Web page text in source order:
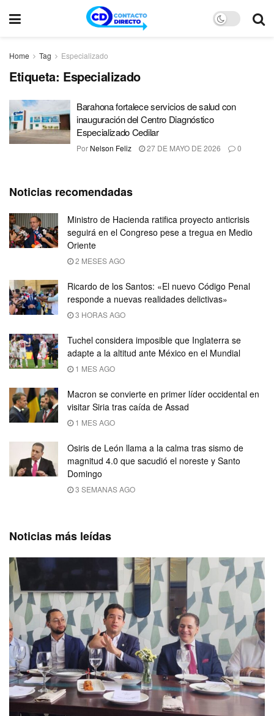
Home Tag Especializado
Etiqueta: Especializado
Barahona fortalece servicios de salud con
inauguración del Centro Diagnóstico
Especializado Cedilar
Por Nelson Feliz 27 DE MAYO DE 2026 0
Noticias recomendadas
Ministro de Hacienda ratifica proyecto anticrisis
seguirá en el Congreso pese a tregua en Medio
Oriente
2 MESES AGO
Ricardo de los Santos: «El nuevo Código Penal
responde a nuevas realidades delictivas»
3 HORAS AGO
Tuchel considera imposible que Inglaterra se
adapte a la altitud ante México en el Mundial
1 MES AGO
Macron se convierte en primer líder occidental en
visitar Siria tras caída de Assad
1 MES AGO
Osiris de León llama a la calma tras sismo de
magnitud 4.0 que sacudió el noreste y Santo
Domingo
3 SEMANAS AGO
Noticias más leídas